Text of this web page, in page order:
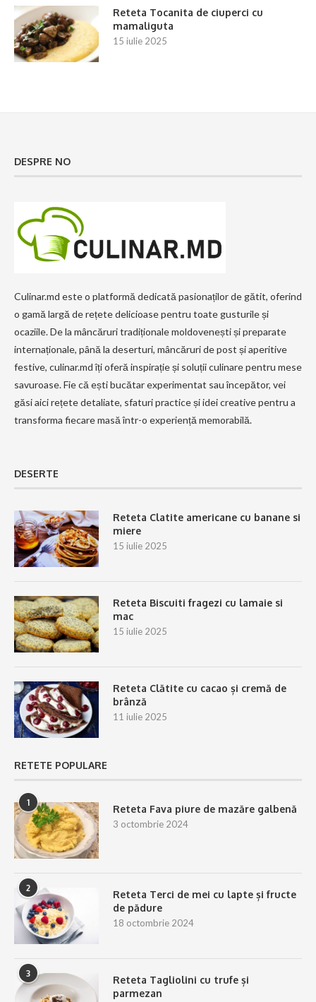
Reteta Tocanita de ciuperci cu
mamaliguta
15 iulie 2025
DESPRE NO
Culinar.md este o platformă dedicată pasionaților de gătit, oferind
o gamă largă de rețete delicioase pentru toate gusturile și
ocaziile. De la mâncăruri tradiționale moldovenești și preparate
internaționale, până la deserturi, mâncăruri de post și aperitive
festive, culinar.md îți oferă inspirație și soluții culinare pentru mese
savuroase. Fie că ești bucătar experimentat sau începător, vei
găsi aici rețete detaliate, sfaturi practice și idei creative pentru a
transforma fiecare masă într-o experiență memorabilă.
DESERTE
Reteta Clatite americane cu banane si
miere
15 iulie 2025
Reteta Biscuiti fragezi cu lamaie si
mac
15 iulie 2025
Reteta Clătite cu cacao și cremă de
brânză
11 iulie 2025
RETETE POPULARE
1
Reteta Fava piure de mazăre galbenă
3 octombrie 2024
2
Reteta Terci de mei cu lapte și fructe
de pădure
18 octombrie 2024
3
Reteta Tagliolini cu trufe și
parmezan